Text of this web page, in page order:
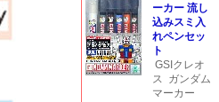
ーカー 流し
込みスミ入
れペンセッ
ト
GSIクレオ
ス ガンダム
マーカー